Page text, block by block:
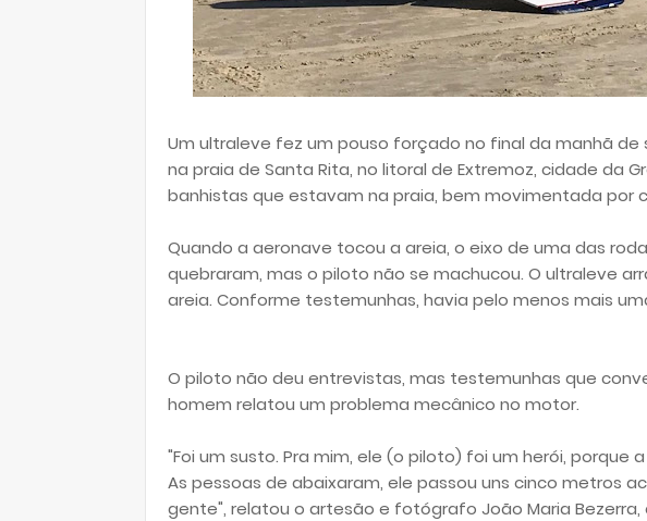
Um ultraleve fez um pouso forçado no final da manhã de
na praia de Santa Rita, no litoral de Extremoz, cidade da
banhistas que estavam na praia, bem movimentada por
Quando a aeronave tocou a areia, o eixo de uma das
quebraram, mas o piloto não se machucou. O ultraleve
areia. Conforme testemunhas, havia pelo menos mais
O piloto não deu entrevistas, mas testemunhas que
homem relatou um problema mecânico no motor.
"Foi um susto. Pra mim, ele (o piloto) foi um herói,
As pessoas de abaixaram, ele passou uns cinco metros
gente", relatou o artesão e fotógrafo João Maria Bezerra,